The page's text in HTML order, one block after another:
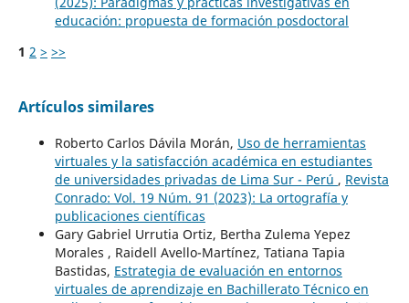
educación: propuesta de formación posdoctoral
1 2 > >>
Artículos similares
Roberto Carlos Dávila Morán, Uso de herramientas
virtuales y la satisfacción académica en estudiantes
de universidades privadas de Lima Sur - Perú , Revista
Conrado: Vol. 19 Núm. 91 (2023): La ortografía y
publicaciones científicas
Gary Gabriel Urrutia Ortiz, Bertha Zulema Yepez
Morales , Raidell Avello-Martínez, Tatiana Tapia
Bastidas, Estrategia de evaluación en entornos
virtuales de aprendizaje en Bachillerato Técnico en